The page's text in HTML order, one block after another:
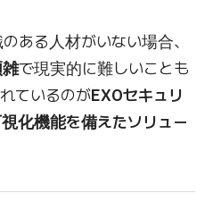
ある人材がいない場合、
で現実的に難しいことも
ているのがEXOセキュリ
化機能を備えたソリュー